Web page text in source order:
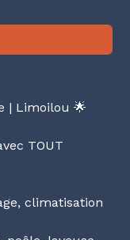
| Limoilou 🌟
TOUT
climatisation